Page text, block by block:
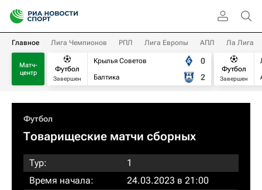
Главное Лига Чемпионов РПЛ Лига Европы АПЛ Ла Лига
Матч-
центр
Футбол
Завершен
Крылья Советов
Балтика
0
2
Футбол
Завершен
Футбол
Товарищеские матчи сборных
Тур:
1
Время начала:
24.03.2023 в 21:00